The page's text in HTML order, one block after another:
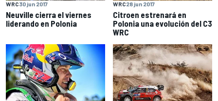
WRC30 jun 2017
Neuville cierra el viernes
liderando en Polonia
WRC28 jun 2017
Citroen estrenará en
Polonia una evolución del C3
WRC